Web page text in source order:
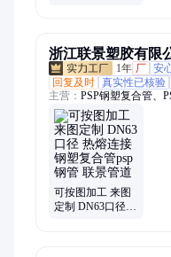
浙江联景塑胶有限
1年 厂 安
回复及时 真实性已核验
主营： PSP钢塑复合管、
管、钢塑复合管psp钢管
psp钢塑复合
可按图加工 来图
定制 DN63口径